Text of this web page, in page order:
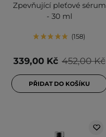
Zpevňující pleťové sérum
- 30 ml
158
452,00 Kč
339,00 Kč
PŘIDAT DO KOŠÍKU